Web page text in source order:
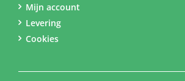
Mijn account
Levering
Cookies